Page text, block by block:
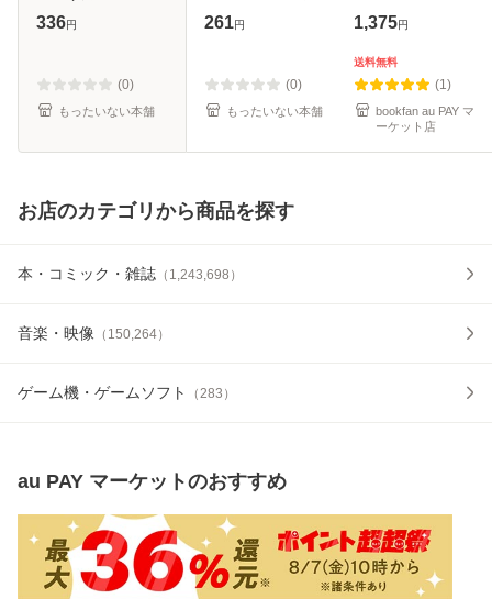
ットコミックス) /
便送料無料】
336円
(0)
もったいない本舗
[文庫]【メール便送
261円
(0)
もったいない本舗
1,375円
送料無料
(1)
bookfan au PAY マ
ーケット店
お店のカテゴリから商品を探す
本・コミック・雑誌 （ 1,243,698 ）
音楽・映像 （ 150,264）
ゲーム機・ゲームソフト （283 ）
au PAY マーケットのおすすめ